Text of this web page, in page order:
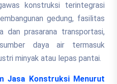
konstruksi terintegrasi
gedung, fasilitas
dan prasarana transportasi,
daya air termasuk
minyak atau lepas pantai.
Jasa Konstruksi Menurut